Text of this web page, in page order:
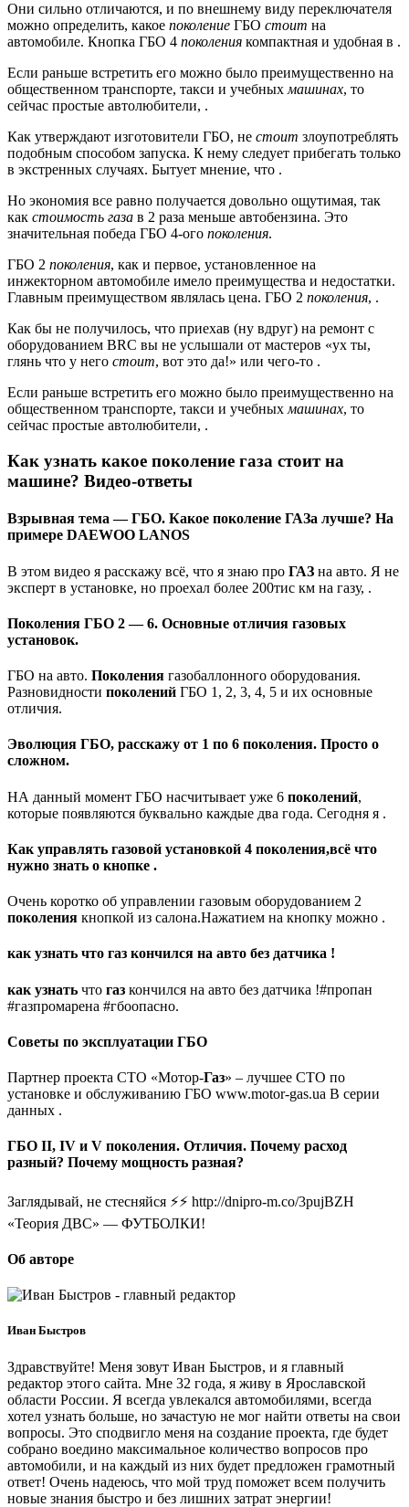
Они сильно отличаются, и по внешнему виду переключателя
можно определить, какое поколение ГБО стоит на
автомобиле. Кнопка ГБО 4 поколения компактная и удобная в .
Если раньше встретить его можно было преимущественно на
общественном транспорте, такси и учебных машинах, то
сейчас простые автолюбители, .
Как утверждают изготовители ГБО, не стоит злоупотреблять
подобным способом запуска. К нему следует прибегать только
в экстренных случаях. Бытует мнение, что .
Но экономия все равно получается довольно ощутимая, так
как стоимость газа в 2 раза меньше автобензина. Это
значительная победа ГБО 4-ого поколения.
ГБО 2 поколения, как и первое, установленное на
инжекторном автомобиле имело преимущества и недостатки.
Главным преимуществом являлась цена. ГБО 2 поколения, .
Как бы не получилось, что приехав (ну вдруг) на ремонт с
оборудованием BRC вы не услышали от мастеров «ух ты,
глянь что у него стоит, вот это да!» или чего-то .
Если раньше встретить его можно было преимущественно на
общественном транспорте, такси и учебных машинах, то
сейчас простые автолюбители, .
Как узнать какое поколение газа стоит на
машине? Видео-ответы
Взрывная тема — ГБО. Какое поколение ГАЗа лучше? На
примере DAEWOO LANOS
В этом видео я расскажу всё, что я знаю про ГАЗ на авто. Я не
эксперт в установке, но проехал более 200тис км на газу, .
Поколения ГБО 2 — 6. Основные отличия газовых
установок.
ГБО на авто. Поколения газобаллонного оборудования.
Разновидности поколений ГБО 1, 2, 3, 4, 5 и их основные
отличия.
Эволюция ГБО, расскажу от 1 по 6 поколения. Просто о
сложном.
НА данный момент ГБО насчитывает уже 6 поколений,
которые появляются буквально каждые два года. Сегодня я .
Как управлять газовой установкой 4 поколения,всё что
нужно знать о кнопке .
Очень коротко об управлении газовым оборудованием 2
поколения кнопкой из салона.Нажатием на кнопку можно .
как узнать что газ кончился на авто без датчика !
как узнать что газ кончился на авто без датчика !#пропан
#газпромарена #гбоопасно.
Советы по эксплуатации ГБО
Партнер проекта СТО «Мотор-Газ» – лучшее СТО по
установке и обслуживанию ГБО www.motor-gas.ua В серии
данных .
ГБО II, IV и V поколения. Отличия. Почему расход
разный? Почему мощность разная?
Заглядывай, не стесняйся ⚡⚡ http://dnipro-m.co/3pujBZH
«Теория ДВС» — ФУТБОЛКИ!
Об авторе
Иван Быстров
Здравствуйте! Меня зовут Иван Быстров, и я главный
редактор этого сайта. Мне 32 года, я живу в Ярославской
области России. Я всегда увлекался автомобилями, всегда
хотел узнать больше, но зачастую не мог найти ответы на свои
вопросы. Это сподвигло меня на создание проекта, где будет
собрано воедино максимальное количество вопросов про
автомобили, и на каждый из них будет предложен грамотный
ответ! Очень надеюсь, что мой труд поможет всем получить
новые знания быстро и без лишних затрат энергии!